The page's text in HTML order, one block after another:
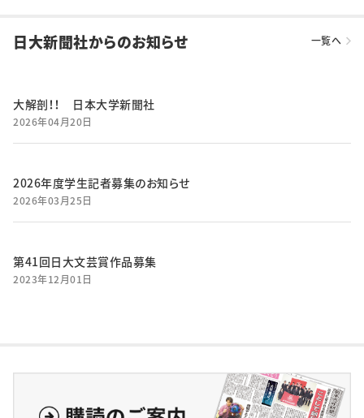
日大新聞社からのお知らせ 一覧へ
大解剖！！ 日本大学新聞社
2026年04月20日
2026年度学生記者募集のお知らせ
2026年03月25日
第41回日大文芸賞作品募集
2023年12月01日